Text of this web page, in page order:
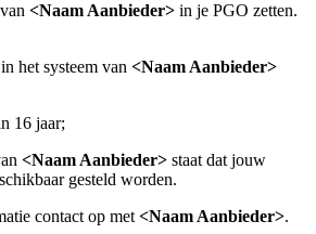
<Naam Aanbieder> in je PGO zetten.
het systeem van <Naam Aanbieder>
16 jaar;
<Naam Aanbieder> staat dat jouw
gesteld worden.
contact op met <Naam Aanbieder>.